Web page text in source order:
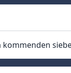
kommenden